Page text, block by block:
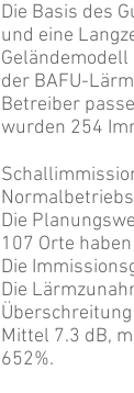
Die Basis des
und eine
der BAFU-
Betreiber
wurden 254
Die
107 Orte
Die
Die
Mittel 7.3 dB,
652%.